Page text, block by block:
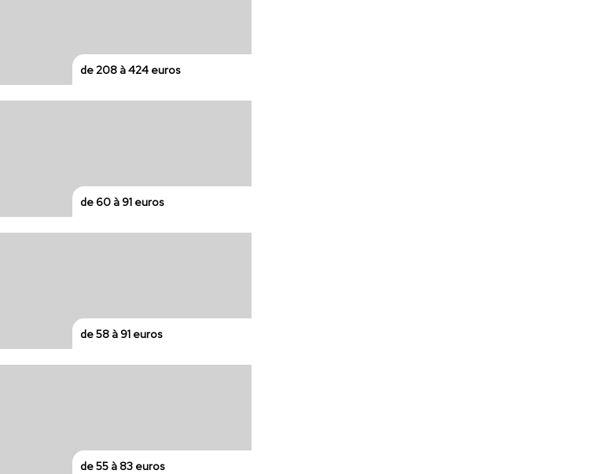
de 208 à 424 euros
de 60 à 91 euros
de 58 à 91 euros
de 55 à 83 euros